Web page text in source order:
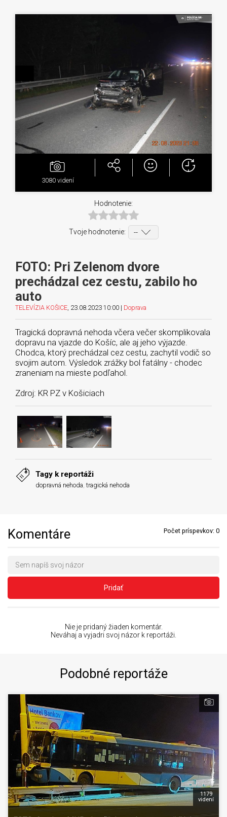
3080 videní
Hodnotenie:
Tvoje hodnotenie:
FOTO: Pri Zelenom dvore
prechádzal cez cestu, zabilo ho
auto
TELEVÍZIA KOŠICE , 23.08.2023 10:00 | Doprava
Tragická dopravná nehoda včera večer skomplikovala
dopravu na vjazde do Košíc, ale aj jeho výjazde.
Chodca, ktorý prechádzal cez cestu, zachytil vodič so
svojim autom. Výsledok zrážky bol fatálny - chodec
zraneniam na mieste podľahol.
Zdroj: KR PZ v Košiciach
Tagy k reportáži
dopravná nehoda tragická nehoda
Komentáre Počet príspevkov: 0
Pridať
Nie je pridaný žiaden komentár.
Neváhaj a vyjadri svoj názor k reportáži.
Podobné reportáže
1179
videní